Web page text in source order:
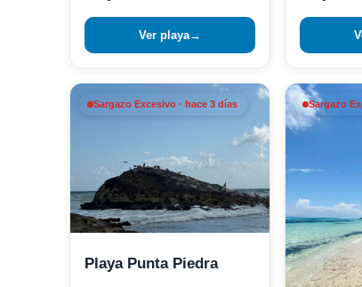
Ver playa→
Sargazo Excesivo · hace 3 días
Playa Punta Piedra
Sargazo